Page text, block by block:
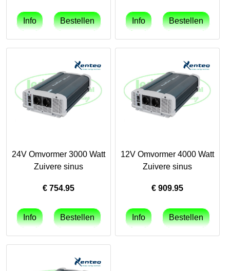
24V Omvormer 3000 Watt
Zuivere sinus
€ 754.95
12V Omvormer 4000 Watt
Zuivere sinus
€ 909.95